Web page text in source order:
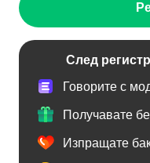
След
Говорите с
Получавате
Изпращате